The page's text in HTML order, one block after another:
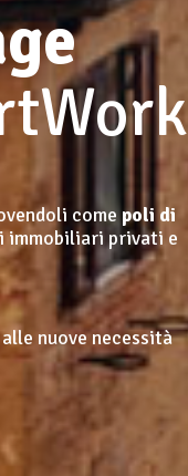
come poli di
immobiliari privati e
nuove necessità